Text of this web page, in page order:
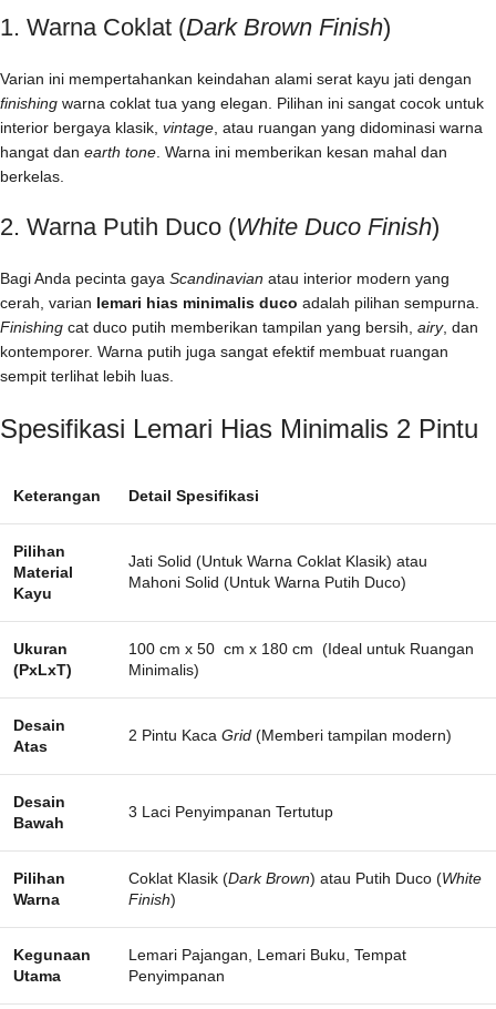
1. Warna Coklat (Dark Brown Finish)
Varian ini mempertahankan keindahan alami serat kayu jati dengan
finishing warna coklat tua yang elegan. Pilihan ini sangat cocok untuk
interior bergaya klasik, vintage , atau ruangan yang didominasi warna
hangat dan earth tone . Warna ini memberikan kesan mahal dan
berkelas.
2. Warna Putih Duco (White Duco Finish)
Bagi Anda pecinta gaya Scandinavian atau interior modern yang
cerah, varian lemari hias minimalis duco adalah pilihan sempurna.
Finishing cat duco putih memberikan tampilan yang bersih, airy, dan
kontemporer. Warna putih juga sangat efektif membuat ruangan
sempit terlihat lebih luas.
Spesifikasi Lemari Hias Minimalis 2 Pintu
Keterangan Detail Spesifikasi
Pilihan
Material
Kayu
Jati Solid (Untuk Warna Coklat Klasik) atau
Mahoni Solid (Untuk Warna Putih Duco)
Ukuran
(PxLxT)
100 cm x 50 cm x 180 cm (Ideal untuk Ruangan
Minimalis)
Desain
Atas
2 Pintu Kaca Grid (Memberi tampilan modern)
Desain
Bawah
3 Laci Penyimpanan Tertutup
Pilihan
Warna
Coklat Klasik (Dark Brown) atau Putih Duco (White
Finish)
Kegunaan
Utama
Lemari Pajangan, Lemari Buku, Tempat
Penyimpanan